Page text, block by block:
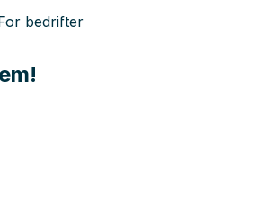
bedrifter